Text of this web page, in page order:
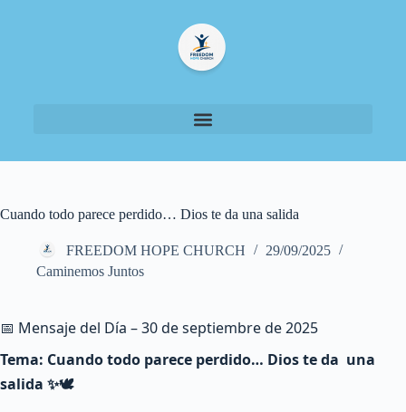
Cuando todo parece perdido… Dios te da una salida
FREEDOM HOPE CHURCH
29/09/2025
Caminemos Juntos
📅 Mensaje del Día – 30 de septiembre de 2025
Tema: Cuando todo parece perdido… Dios te da una
salida ✨🕊️